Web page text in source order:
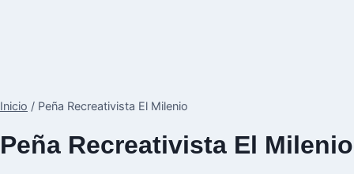
Inicio / Peña Recreativista El Milenio
Peña Recreativista El Milenio